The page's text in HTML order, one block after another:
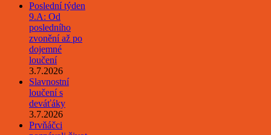
Poslední týden
9.A: Od
posledního
zvonění až po
dojemné
loučení
3.7.2026
Slavnostní
loučení s
deváťáky
3.7.2026
Prvňáčci